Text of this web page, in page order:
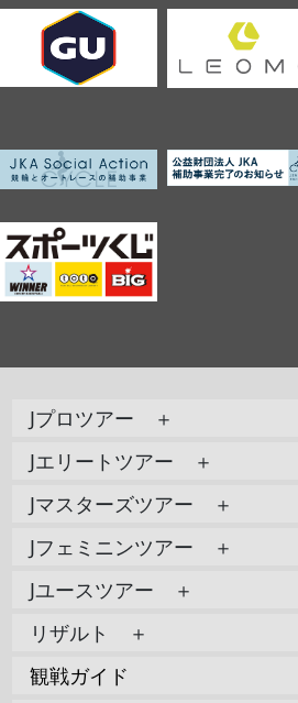
Jプロツアー ＋
Jエリートツアー ＋
Jマスターズツアー ＋
Jフェミニンツアー ＋
Jユースツアー ＋
リザルト ＋
観戦ガイド